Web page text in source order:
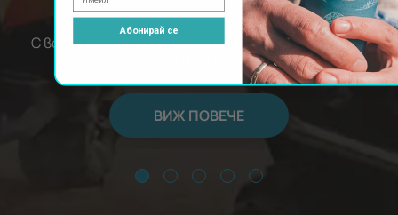
С всеки ваучер получаваш безплатна опаковка с
високо качество и интригуващ дизайн.
ВИЖ ПОВЕЧЕ
Абонирай се